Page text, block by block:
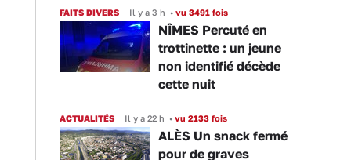
FAITS DIVERS Il y a 3 h • vu 3491 fois
NÎMES Percuté en
trottinette : un jeune
non identifié décède
cette nuit
ACTUALITÉS Il y a 22 h • vu 2133 fois
ALÈS Un snack fermé
pour de graves